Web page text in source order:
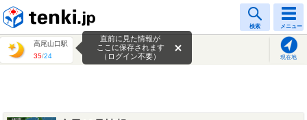
検索 メニュー
高尾山口駅
35/24 現在地
直前に見た情報が
ここに保存されます
（ログイン不要）